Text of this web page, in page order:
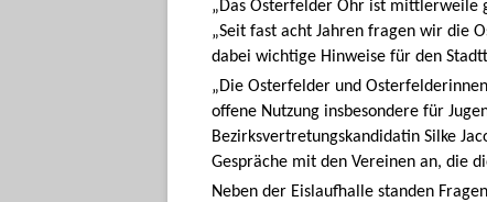
„Das Osterfelder Ohr ist mittlerweile
„Seit fast acht Jahren fragen wir die
dabei wichtige Hinweise für den
„Die Osterfelder und
offene Nutzung insbesondere für
Bezirksvertretungskandidatin Silke
Gespräche mit den Vereinen an, die
Neben der Eislaufhalle standen